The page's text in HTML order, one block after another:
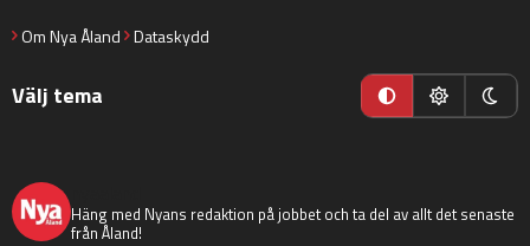
Om Nya Åland Dataskydd
Välj tema
Häng med Nyans redaktion på jobbet och ta del av allt det senaste
från Åland!